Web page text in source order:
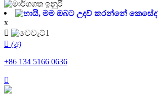
x

 (අ)
+86 134 5166 0636
